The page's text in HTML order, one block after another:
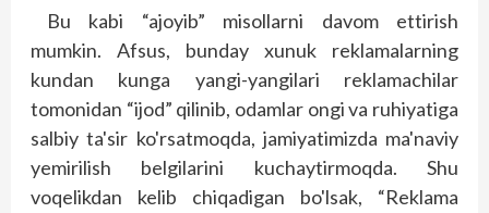
Bu kabi “ajoyib” misollarni davom ettirish
mumkin. Afsus, bunday xunuk reklamalarning
kundan kunga yangi-yangilari reklamachilar
tomonidan “ijod” qilinib, odamlar ongi va ruhiyatiga
salbiy ta'sir ko'rsatmoqda, jamiyatimizda ma'naviy
yemirilish belgilarini kuchaytirmoqda. Shu
voqelikdan kelib chiqadigan bo'lsak, “Reklama